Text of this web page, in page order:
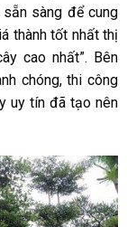
sàng để cung
thành tốt nhất thị
cao nhất”. Bên
chóng, thi công
uy tín đã tạo nên